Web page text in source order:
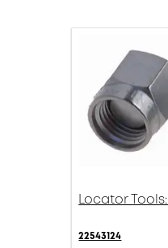
Locator Tools:
22543124